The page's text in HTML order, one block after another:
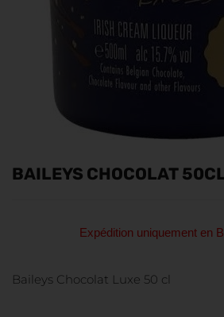
BAILEYS CHOCOLAT
Expédition uniquement en
Baileys Chocolat Luxe 50 cl